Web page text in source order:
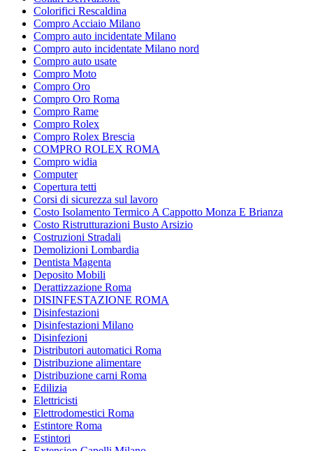
Colorifici Rescaldina
Compro Acciaio Milano
Compro auto incidentate Milano
Compro auto incidentate Milano nord
Compro auto usate
Compro Moto
Compro Oro
Compro Oro Roma
Compro Rame
Compro Rolex
Compro Rolex Brescia
COMPRO ROLEX ROMA
Compro widia
Computer
Copertura tetti
Corsi di sicurezza sul lavoro
Costo Isolamento Termico A Cappotto Monza E Brianza
Costo Ristrutturazioni Busto Arsizio
Costruzioni Stradali
Demolizioni Lombardia
Dentista Magenta
Deposito Mobili
Derattizzazione Roma
DISINFESTAZIONE ROMA
Disinfestazioni
Disinfestazioni Milano
Disinfezioni
Distributori automatici Roma
Distribuzione alimentare
Distribuzione carni Roma
Edilizia
Elettricisti
Elettrodomestici Roma
Estintore Roma
Estintori